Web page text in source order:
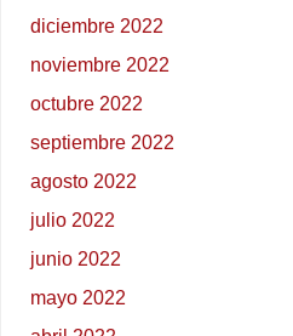
diciembre 2022
noviembre 2022
octubre 2022
septiembre 2022
agosto 2022
julio 2022
junio 2022
mayo 2022